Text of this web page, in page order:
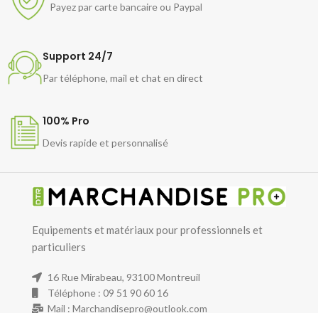
Payez par carte bancaire ou Paypal
Support 24/7
Par téléphone, mail et chat en direct
100% Pro
Devis rapide et personnalisé
Equipements et matériaux pour professionnels et
particuliers
16 Rue Mirabeau, 93100 Montreuil
Téléphone : 09 51 90 60 16
Mail : Marchandisepro@outlook.com